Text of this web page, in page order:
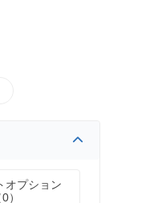
オプション
0）